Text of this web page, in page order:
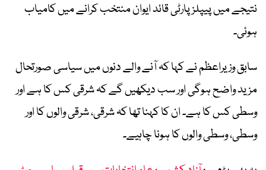
نتیجے میں پیپلز پارٹی قائد ایوان منتخب کرانے میں کامیاب
ہوئی۔
سابق وزیراعظم نے کہا کہ آنے والے دنوں میں سیاسی صورتحال
مزید واضح ہوگی اور سب دیکھیں گے کہ شرقی کس کا ہے اور
وسطی کس کا ہے۔ ان کا کہنا تھا کہ شرقی، شرقی والوں کا اور
وسطی، وسطی والوں کا ہونا چاہیے۔